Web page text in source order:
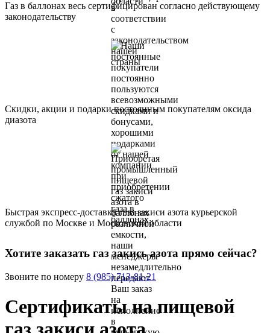
Газ в баллонах весь сертифицирован согласно действующему
законодательству
Скидки, акции и подарки постоянным покупателям оксида
диазота
Быстрая экспресс-доставка газа закиси азота курьерской
службой по Москве и Московской области
Хотите заказать газ закись азота прямо сейчас?
Звоните по номеру 8 (985) 713-81-21
Сертификаты на пищевой
газ закиси азота